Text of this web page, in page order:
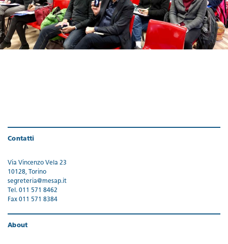
Contatti
Via Vincenzo Vela 23
10128, Torino
segreteria@mesap.it
Tel. 011 571 8462
Fax 011 571 8384
About